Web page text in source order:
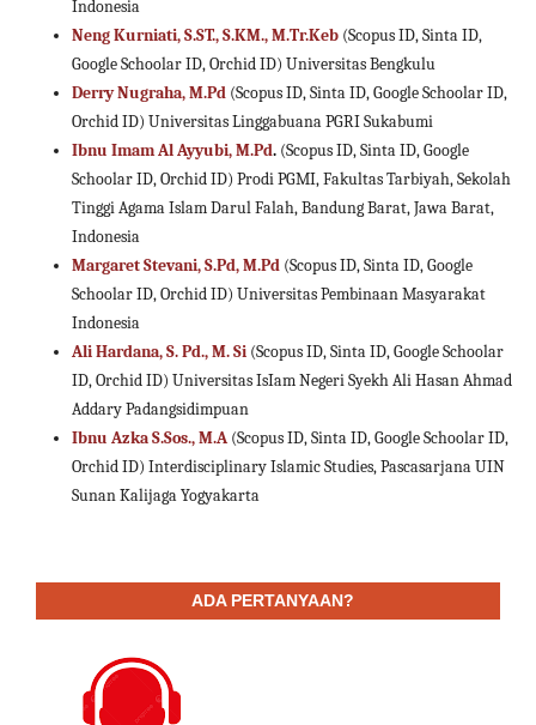
Indonesia
Neng Kurniati, S.ST., S.KM., M.Tr.Keb (Scopus ID, Sinta ID,
Google Schoolar ID, Orchid ID) Universitas Bengkulu
Derry Nugraha, M.Pd (Scopus ID, Sinta ID, Google Schoolar ID,
Orchid ID) Universitas Linggabuana PGRI Sukabumi
Ibnu Imam Al Ayyubi, M.Pd. (Scopus ID, Sinta ID, Google
Schoolar ID, Orchid ID) Prodi PGMI, Fakultas Tarbiyah, Sekolah
Tinggi Agama Islam Darul Falah, Bandung Barat, Jawa Barat,
Indonesia
Margaret Stevani, S.Pd, M.Pd (Scopus ID, Sinta ID, Google
Schoolar ID, Orchid ID) Universitas Pembinaan Masyarakat
Indonesia
Ali Hardana, S. Pd., M. Si (Scopus ID, Sinta ID, Google Schoolar
ID, Orchid ID) Universitas IsIam Negeri Syekh Ali Hasan Ahmad
Addary Padangsidimpuan
Ibnu Azka S.Sos., M.A (Scopus ID, Sinta ID, Google Schoolar ID,
Orchid ID) Interdisciplinary Islamic Studies, Pascasarjana UIN
Sunan Kalijaga Yogyakarta
ADA PERTANYAAN?